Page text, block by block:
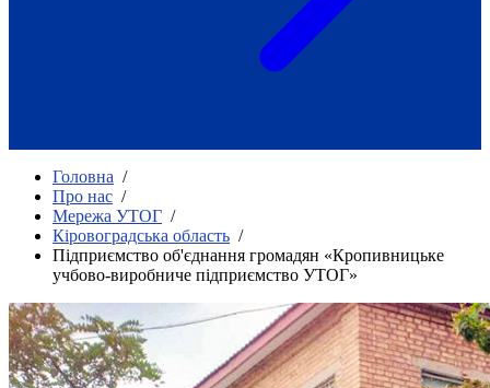
Всеукраїнський челендж «Молодь
співає»
жестову мову.
Флешмоб «Історії успіхів, які надихають»
Переклад жестовою мовою
Чим займається УТОГ
Діяльність УТОГ
90 років УТОГ
92 роки УТОГ
93 роки УТОГ
Історії та спогади ветеранів УТОГ
Головна /
Про нас /
Мережа УТОГ /
Кіровоградська область /
Підприємство об'єднання громадян «Кропивницьке
учбово-виробниче підприємство УТОГ»